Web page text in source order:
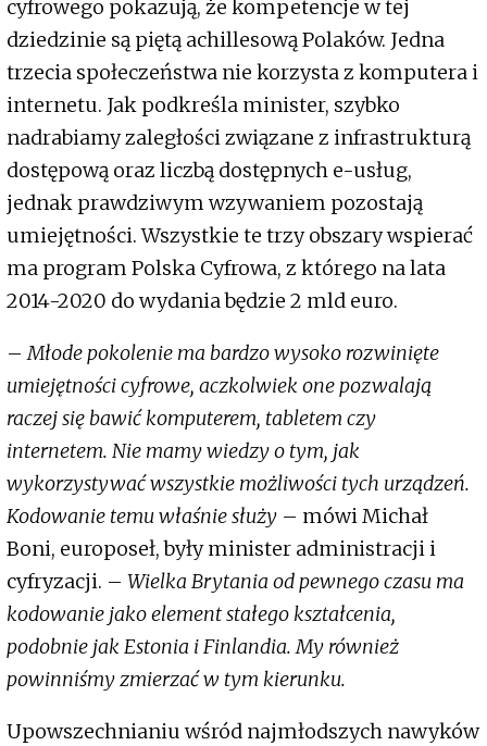
cyfrowego pokazują, że kompetencje w tej
dziedzinie są piętą achillesową Polaków. Jedna
trzecia społeczeństwa nie korzysta z komputera i
internetu. Jak podkreśla minister, szybko
nadrabiamy zaległości związane z infrastrukturą
dostępową oraz liczbą dostępnych e-usług,
jednak prawdziwym wzywaniem pozostają
umiejętności. Wszystkie te trzy obszary wspierać
ma program Polska Cyfrowa, z którego na lata
2014-2020 do wydania będzie 2 mld euro.
–Młode pokolenie ma bardzo wysoko rozwinięte
umiejętności cyfrowe, aczkolwiek one pozwalają
raczej się bawić komputerem, tabletem czy
internetem. Nie mamy wiedzy o tym, jak
wykorzystywać wszystkie możliwości tych urządzeń.
Kodowanie temu właśnie służy – mówi Michał
Boni, europoseł, były minister administracji i
cyfryzacji. – Wielka Brytania od pewnego czasu ma
kodowanie jako element stałego kształcenia,
podobnie jak Estonia i Finlandia. My również
powinniśmy zmierzać w tym kierunku.
Upowszechnianiu wśród najmłodszych nawyków